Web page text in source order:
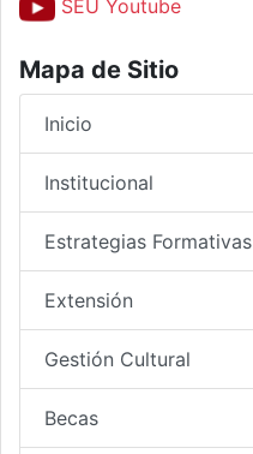
SEU Youtube
Mapa de Sitio
Inicio
Institucional
Estrategias Formativas
Extensión
Gestión Cultural
Becas